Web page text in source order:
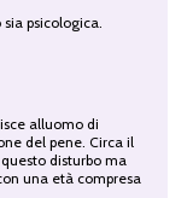
psicologica.
alluomo di
del pene. Circa il
disturbo ma
una età compresa